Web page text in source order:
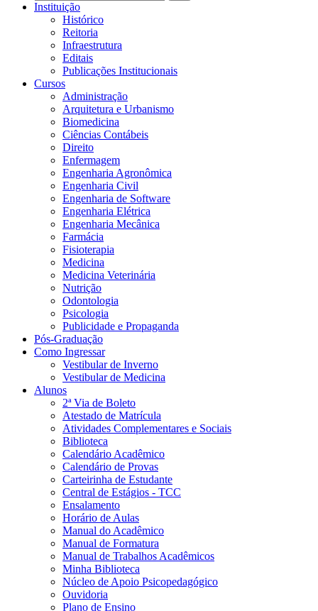
Instituição
Histórico
Reitoria
Infraestrutura
Editais
Publicações Institucionais
Cursos
Administração
Arquitetura e Urbanismo
Biomedicina
Ciências Contábeis
Direito
Enfermagem
Engenharia Agronômica
Engenharia Civil
Engenharia de Software
Engenharia Elétrica
Engenharia Mecânica
Farmácia
Fisioterapia
Medicina
Medicina Veterinária
Nutrição
Odontologia
Psicologia
Publicidade e Propaganda
Pós-Graduação
Como Ingressar
Vestibular de Inverno
Vestibular de Medicina
Alunos
2ª Via de Boleto
Atestado de Matrícula
Atividades Complementares e Sociais
Biblioteca
Calendário Acadêmico
Calendário de Provas
Carteirinha de Estudante
Central de Estágios - TCC
Ensalamento
Horário de Aulas
Manual do Acadêmico
Manual de Formatura
Manual de Trabalhos Acadêmicos
Minha Biblioteca
Núcleo de Apoio Psicopedagógico
Ouvidoria
Plano de Ensino